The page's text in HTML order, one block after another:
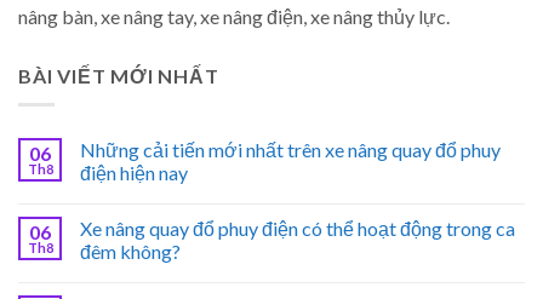
nâng bàn, xe nâng tay, xe nâng điện, xe nâng thủy lực.
BÀI VIẾT MỚI NHẤT
06
Th8
Những cải tiến mới nhất trên xe nâng quay đổ phuy
điện hiện nay
06
Th8
Xe nâng quay đổ phuy điện có thể hoạt động trong ca
đêm không?